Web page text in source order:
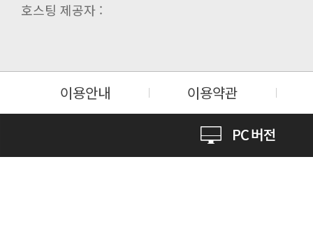
호스팅 제공자 :
이용안내 이용약관